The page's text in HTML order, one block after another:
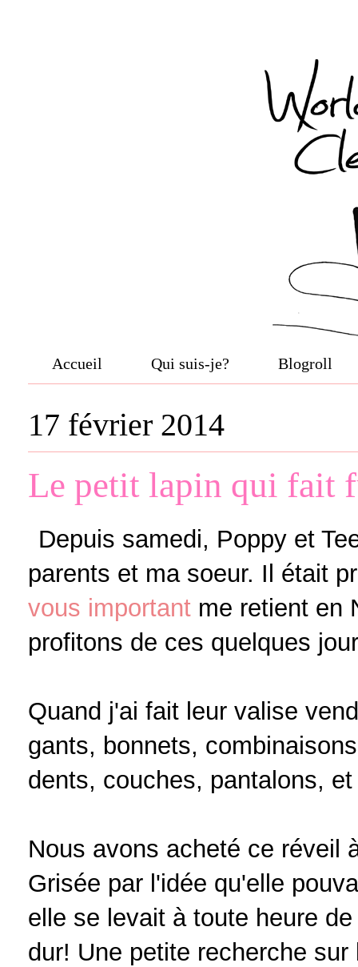
Accueil Qui suis-je? Blogroll
17 février 2014
Le petit lapin qui fait
Depuis samedi, Poppy et
parents et ma soeur. Il était
vous important me retient en
profitons de ces quelques
Quand j'ai fait leur valise
gants, bonnets,
dents, couches, pantalons,
Nous avons acheté ce réveil
Grisée par l'idée qu'elle
elle se levait à toute heure
dur! Une petite recherche